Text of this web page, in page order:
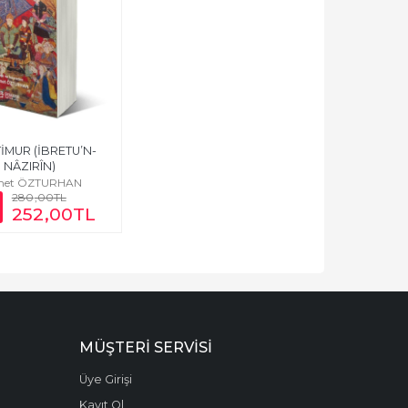
(İBRETU’N-
NÂZIRÎN)
ÖZTURHAN
280,00TL
252,00TL
MÜŞTERI SERVISI
Üye Girişi
Kayıt Ol